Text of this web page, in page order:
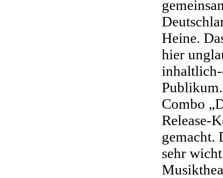
Heine.
hier
Combo
Release-
gemacht.
sehr